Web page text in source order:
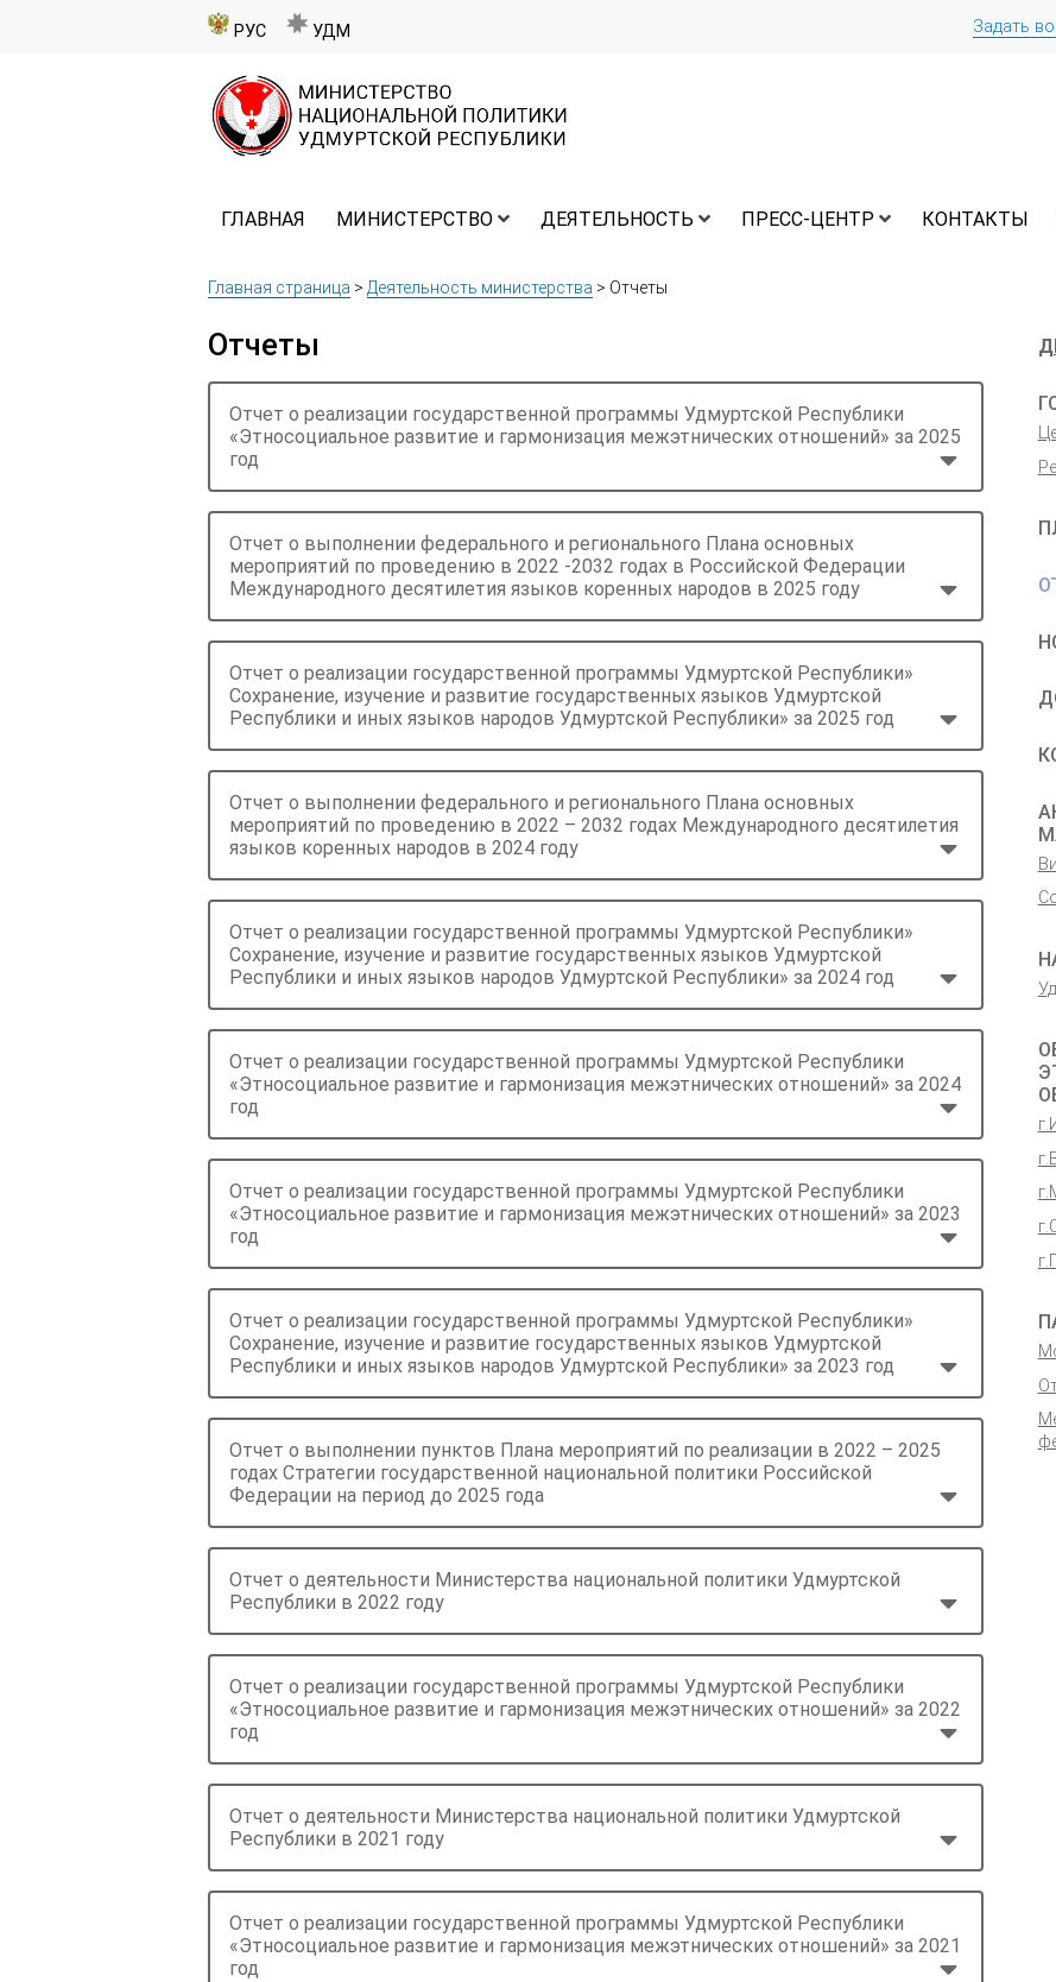
РУС УДМ Задать
ГЛАВНАЯ МИНИСТЕРСТВО ДЕЯТЕЛЬНОСТЬ ПРЕСС-ЦЕНТР КОНТАКТЫ
Главная страница > Деятельность министерства > Отчеты
Отчеты
Отчет о реализации государственной программы Удмуртской Республики
«Этносоциальное развитие и гармонизация межэтнических отношений» за 2025
год
Отчет о выполнении федерального и регионального Плана основных
мероприятий по проведению в 2022 -2032 годах в Российской Федерации
Международного десятилетия языков коренных народов в 2025 году
Отчет о реализации государственной программы Удмуртской Республики»
Сохранение, изучение и развитие государственных языков Удмуртской
Республики и иных языков народов Удмуртской Республики» за 2025 год
Отчет о выполнении федерального и регионального Плана основных
мероприятий по проведению в 2022 – 2032 годах Международного десятилетия
языков коренных народов в 2024 году
Отчет о реализации государственной программы Удмуртской Республики»
Сохранение, изучение и развитие государственных языков Удмуртской
Республики и иных языков народов Удмуртской Республики» за 2024 год
Отчет о реализации государственной программы Удмуртской Республики
«Этносоциальное развитие и гармонизация межэтнических отношений» за 2024
год
Отчет о реализации государственной программы Удмуртской Республики
«Этносоциальное развитие и гармонизация межэтнических отношений» за 2023
год
Отчет о реализации государственной программы Удмуртской Республики»
Сохранение, изучение и развитие государственных языков Удмуртской
Республики и иных языков народов Удмуртской Республики» за 2023 год
Отчет о выполнении пунктов Плана мероприятий по реализации в 2022 – 2025
годах Стратегии государственной национальной политики Российской
Федерации на период до 2025 года
Отчет о деятельности Министерства национальной политики Удмуртской
Республики в 2022 году
Отчет о реализации государственной программы Удмуртской Республики
«Этносоциальное развитие и гармонизация межэтнических отношений» за 2022
год
Отчет о деятельности Министерства национальной политики Удмуртской
Республики в 2021 году
Отчет о реализации государственной программы Удмуртской Республики
«Этносоциальное развитие и гармонизация межэтнических отношений» за 2021
год